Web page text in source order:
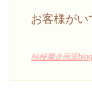
お客様がい
桔梗屋企画室